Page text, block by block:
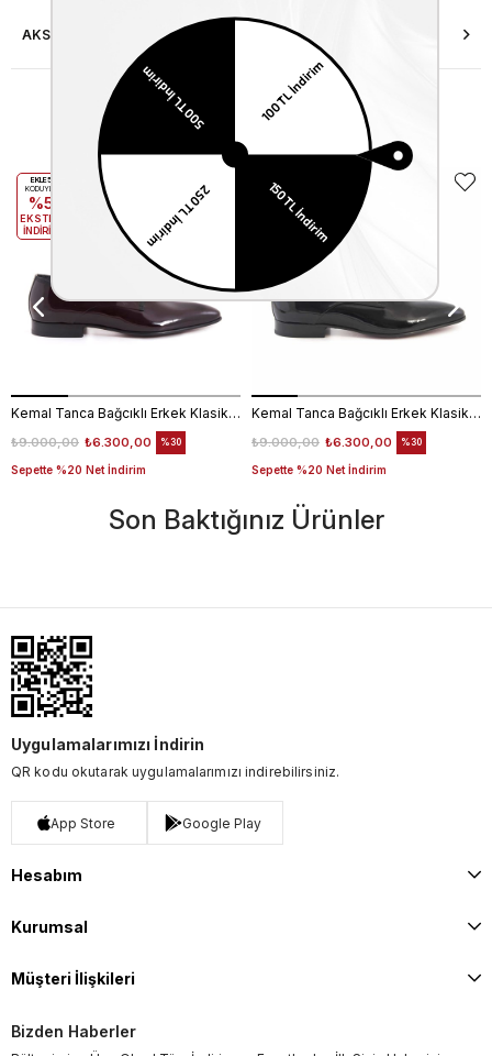
AKSESUAR ONARIMI
Benzer Ürünler
Kemal Tanca Bağcıklı Erkek Klasik Ayakkabı 700
₺6.300,00
₺9.000,00
Sepette %20 Net İndirim
%30
EKLE5
KODUYLA
%5
EKSTRA
İNDİRİM
Kemal Tanca Bağcıklı Erkek Klasik Ayakkabı 700
₺6.300,00
₺9.000,00
Sepette %20 Net İndirim
%30
KODUYLA
%5
EKSTRA
Son Baktığınız Ürünler
Uygulamalarımızı İndirin
QR kodu okutarak uygulamalarımızı indirebilirsiniz.
App Store Google Play
Hesabım
Kurumsal
Müşteri İlişkileri
Bizden Haberler